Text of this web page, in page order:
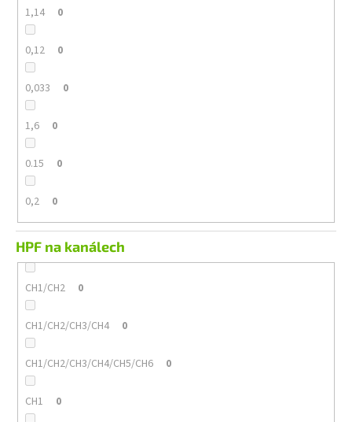
1,14 0
0,12 0
0,033 0
1,6 0
0.15 0
0,2 0
HPF na kanálech
CH1/CH2 0
CH1/CH2/CH3/CH4 0
CH1/CH2/CH3/CH4/CH5/CH6 0
CH1 0